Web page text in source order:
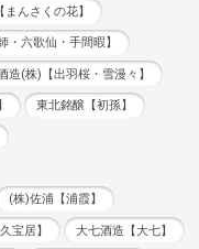
んさくの花】
・六歌仙・手間暇】
造(株)【出羽桜・雪漫々】
東北銘醸【初孫】
(株)佐浦【浦霞】
宝居】 大七酒造【大七】